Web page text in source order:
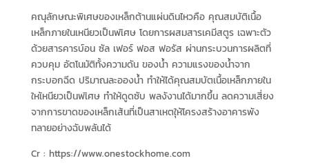
คณุลักษณะพิเศษของเหล็กต้านแผ่นดินไหวคือ คุณสมบัติเนื้อ
เหล็กภายในเหนียวเป็นพเิศษ โดยการผสมสารเคมีสตูร เฉพาะตัว
ด้วยสารคารบ์อน ซัล เฟอร์ ฟอส ฟอรัส ผ่านกระบวนการผลิตที่
ควบคุม อัตโนมัติทั้งความดัน ของน้ำ ความแรงของนํ้าจาก
กระบอกฉีด ปริมาณละอองนํ้า ทำให้ได้คุณสมบัตเนื้อเหล็กภายใน
ใหเ้หนียวเป็นพเิศษ ทำให้ดูดซับ พลงังานได้มากขึ้น ลดความเสี่ยง
จากการขาดของเหล็กเส้นที่เป็นสาเหตใุห้โครงสร้างอาคารพัง
ทลายอย่างฉับพลันได้
Cr : https://www.onestockhome.com